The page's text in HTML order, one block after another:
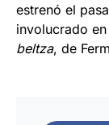
estrenó el
involucrado
beltza, de